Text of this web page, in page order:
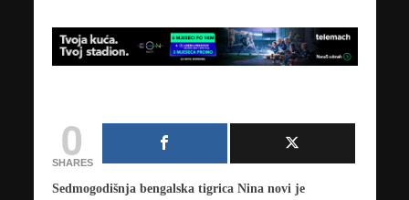
0
SHARES
Sedmogodišnja bengalska tigrica Nina novi je